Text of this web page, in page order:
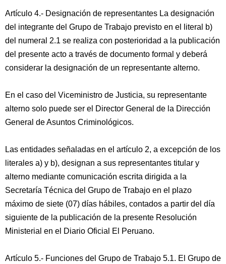
Artículo 4.- Designación de representantes La designación
del integrante del Grupo de Trabajo previsto en el literal b)
del numeral 2.1 se realiza con posterioridad a la publicación
del presente acto a través de documento formal y deberá
considerar la designación de un representante alterno.
En el caso del Viceministro de Justicia, su representante
alterno solo puede ser el Director General de la Dirección
General de Asuntos Criminológicos.
Las entidades señaladas en el artículo 2, a excepción de los
literales a) y b), designan a sus representantes titular y
alterno mediante comunicación escrita dirigida a la
Secretaría Técnica del Grupo de Trabajo en el plazo
máximo de siete (07) días hábiles, contados a partir del día
siguiente de la publicación de la presente Resolución
Ministerial en el Diario Oficial El Peruano.
Artículo 5.- Funciones del Grupo de Trabajo 5.1. El Grupo de